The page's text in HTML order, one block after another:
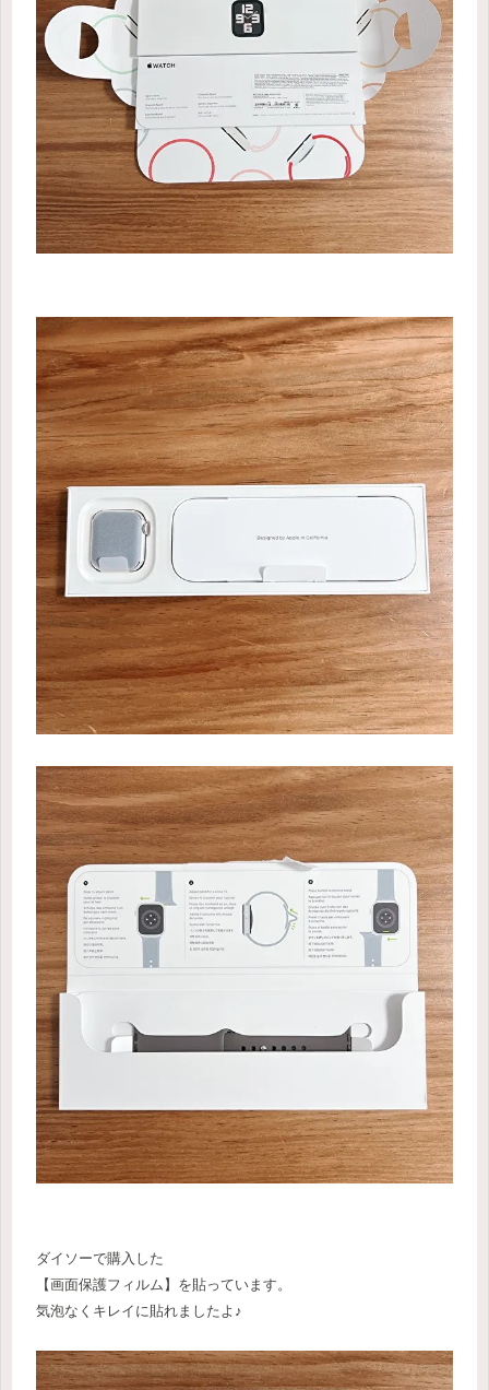
ダイソーで購入した
【画面保護フィルム】を貼っています。
気泡なくキレイに貼れましたよ♪